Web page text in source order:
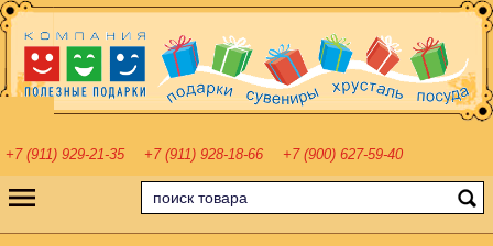
+7 (911) 929-21-35 +7 (911) 928-18-66 +7 (900) 627-59-40